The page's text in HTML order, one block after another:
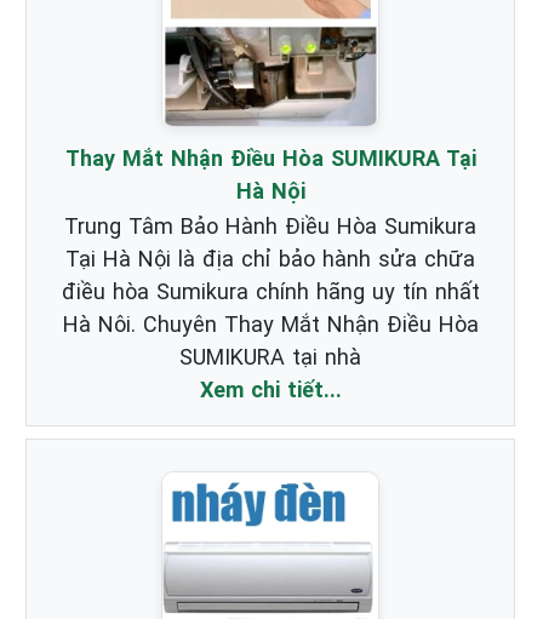
Thay Mắt Nhận Điều Hòa SUMIKURA Tại
Hà Nội
Trung Tâm Bảo Hành Điều Hòa Sumikura
Tại Hà Nội là địa chỉ bảo hành sửa chữa
điều hòa Sumikura chính hãng uy tín nhất
Hà Nôi. Chuyên Thay Mắt Nhận Điều Hòa
SUMIKURA tại nhà
Xem chi tiết...